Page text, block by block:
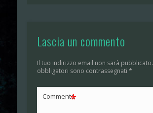
Lascia un commento
Il tuo indirizzo email non sarà pubblicato.
obbligatori sono contrassegnati *
Commento
*